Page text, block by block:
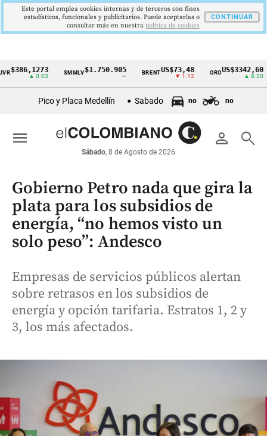
Cintillo
económicos
Colombia
▲ 0.03
SMMLV$1.750.905 BRENT US$73,48
▼ 1.12
ORO US$3342,60
Pico y Placa Medellín Sabado no no
person search
Sábado, 8 de Agosto de 2026
menu
Gobierno Petro nada que gira la
plata para los subsidios de
energía, “no hemos visto un
solo peso”: Andesco
Empresas de servicios públicos alertan
sobre retrasos en los subsidios de
energía y opción tarifaria. Estratos 1, 2 y
3, los más afectados.
Este portal emplea cookies internas y de terceros con fines
estadísticos, funcionales y publicitarios. Puede aceptarlas o
consultar más en nuestra politica de cookies
CONTINUAR